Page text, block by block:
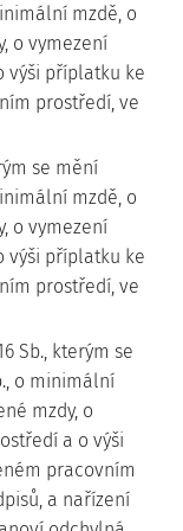
mzdě, o
o vymezení
výši příplatku ke
prostředí, ve
se mění
mzdě, o
o vymezení
výši příplatku ke
prostředí, ve
Sb., kterým se
o minimální
mzdy, o
a o výši
pracovním
a nařízení